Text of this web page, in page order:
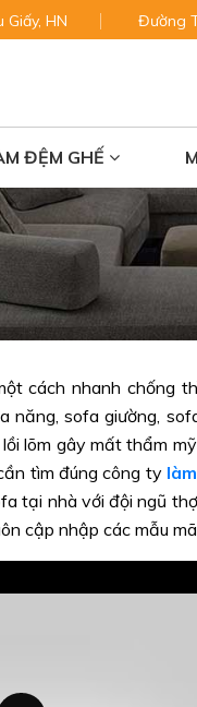
HN Đường
ĐỆM GHẾ
cách nhanh chống
sofa giường,
lõm gây mất thẩm
tìm đúng công ty
tại nhà với đội ngũ
cập nhập các mẫu